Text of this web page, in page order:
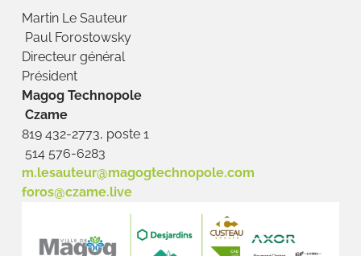
Martin Le Sauteur
Paul Forostowsky
Directeur général
Président
Magog Technopole
Czame
819 432-2773, poste 1
514 576-6283
m.lesauteur@magogtechnopole.com
foros@czame.live